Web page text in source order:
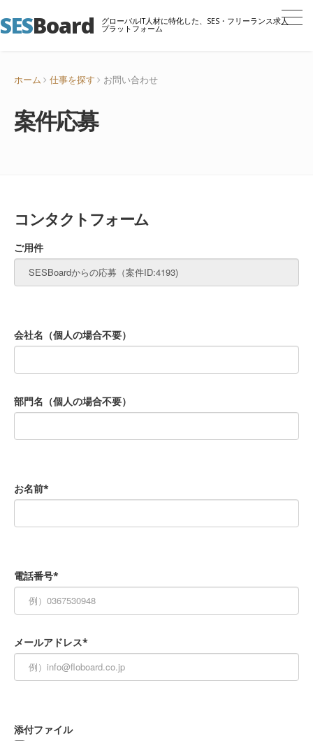
SESBoard グローバルIT人材に特化した、SES・フリーランス求人
プラットフォーム
ホーム 仕事を探す お問い合わせ
案件応募
コンタクトフォーム
ご用件
会社名（個人の場合不要）
部門名（個人の場合不要）
お名前*
電話番号*
メールアドレス*
添付ファイル